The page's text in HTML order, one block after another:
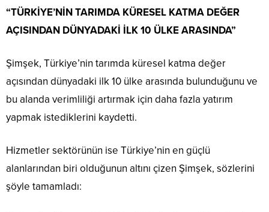
“TÜRKİYE’NİN TARIMDA KÜRESEL KATMA DEĞER
AÇISINDAN DÜNYADAKİ İLK 10 ÜLKE ARASINDA”
Şimşek, Türkiye’nin tarımda küresel katma değer
açısından dünyadaki ilk 10 ülke arasında bulunduğunu ve
bu alanda verimliliği artırmak için daha fazla yatırım
yapmak istediklerini kaydetti.
Hizmetler sektörünün ise Türkiye’nin en güçlü
alanlarından biri olduğunun altını çizen Şimşek, sözlerini
şöyle tamamladı: